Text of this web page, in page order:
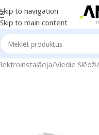
Skip to navigation
Skip to main content
/Viedie Slēdži/